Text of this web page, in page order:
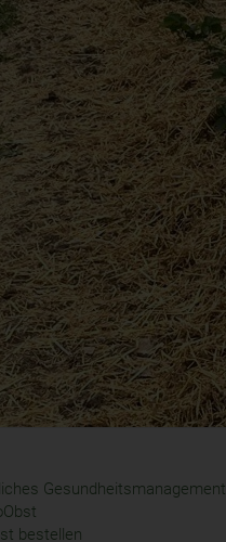
Gesundheitsmanagement
bestellen